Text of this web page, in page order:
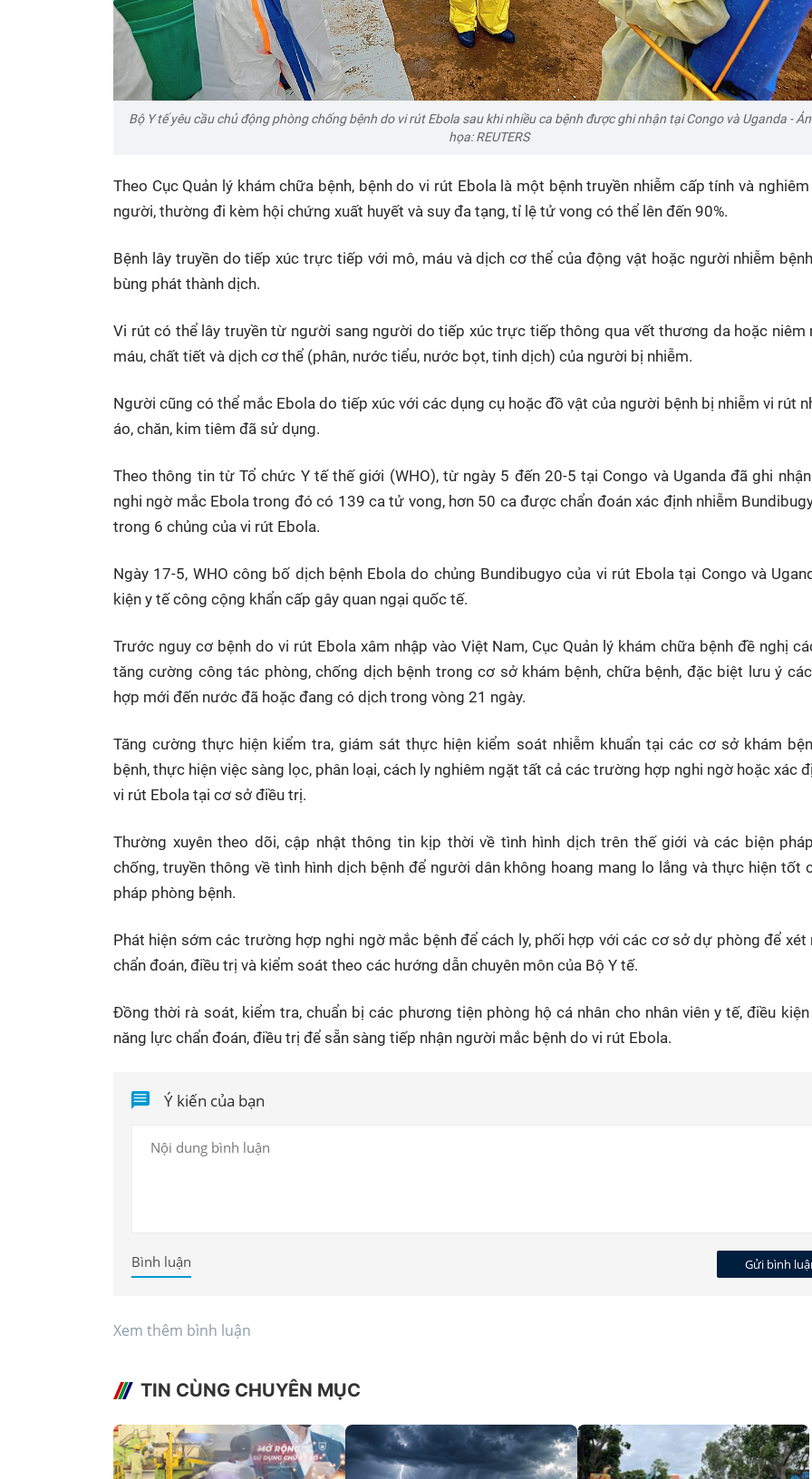
Bộ Y tế yêu cầu chủ động phòng chống bệnh do vi rút Ebola sau khi nhiều ca bệnh được ghi nhận tại Congo và Uganda -
họa: REUTERS
Theo Cục Quản lý khám chữa bệnh, bệnh do vi rút Ebola là một bệnh truyền nhiễm cấp tính và
người, thường đi kèm hội chứng xuất huyết và suy đa tạng, tỉ lệ tử vong có thể lên đến 90%.
Bệnh lây truyền do tiếp xúc trực tiếp với mô, máu và dịch cơ thể của động vật hoặc người nhiễm
bùng phát thành dịch.
Vi rút có thể lây truyền từ người sang người do tiếp xúc trực tiếp thông qua vết thương da hoặc niêm
máu, chất tiết và dịch cơ thể (phân, nước tiểu, nước bọt, tinh dịch) của người bị nhiễm.
Người cũng có thể mắc Ebola do tiếp xúc với các dụng cụ hoặc đồ vật của người bệnh bị nhiễm vi rút
áo, chăn, kim tiêm đã sử dụng.
Theo thông tin từ Tổ chức Y tế thế giới (WHO), từ ngày 5 đến 20-5 tại Congo và Uganda đã ghi
nghi ngờ mắc Ebola trong đó có 139 ca tử vong, hơn 50 ca được chẩn đoán xác định nhiễm
trong 6 chủng của vi rút Ebola.
Ngày 17-5, WHO công bố dịch bệnh Ebola do chủng Bundibugyo của vi rút Ebola tại Congo và
kiện y tế công cộng khẩn cấp gây quan ngại quốc tế.
Trước nguy cơ bệnh do vi rút Ebola xâm nhập vào Việt Nam, Cục Quản lý khám chữa bệnh đề nghị
tăng cường công tác phòng, chống dịch bệnh trong cơ sở khám bệnh, chữa bệnh, đặc biệt lưu ý
hợp mới đến nước đã hoặc đang có dịch trong vòng 21 ngày.
Tăng cường thực hiện kiểm tra, giám sát thực hiện kiểm soát nhiễm khuẩn tại các cơ sở khám
bệnh, thực hiện việc sàng lọc, phân loại, cách ly nghiêm ngặt tất cả các trường hợp nghi ngờ hoặc xác
vi rút Ebola tại cơ sở điều trị.
Thường xuyên theo dõi, cập nhật thông tin kịp thời về tình hình dịch trên thế giới và các biện
chống, truyền thông về tình hình dịch bệnh để người dân không hoang mang lo lắng và thực hiện tốt
pháp phòng bệnh.
Phát hiện sớm các trường hợp nghi ngờ mắc bệnh để cách ly, phối hợp với các cơ sở dự phòng để xét
chẩn đoán, điều trị và kiểm soát theo các hướng dẫn chuyên môn của Bộ Y tế.
Đồng thời rà soát, kiểm tra, chuẩn bị các phương tiện phòng hộ cá nhân cho nhân viên y tế, điều kiện
năng lực chẩn đoán, điều trị để sẵn sàng tiếp nhận người mắc bệnh do vi rút Ebola.
Ý kiến của bạn
Gửi bình
Bình luận
Xem thêm bình luận
TIN CÙNG CHUYÊN MỤC